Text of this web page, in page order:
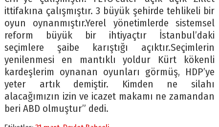
ittifakına çalışmıştır. 3 büyük şehirde tehlikeli bir
oyun oynanmıştır.Yerel yönetimlerde sistemsel
reform büyük bir ihtiyaçtır İstanbul’daki
seçimlere şaibe karıştığı açıktır.Seçimlerin
yenilenmesi en mantıklı yoldur Kürt kökenli
kardeşlerim oynanan oyunları görmüş, HDP’ye
yeter artık demiştir. Kimden ne silahı
alacağımızın izin ve icazet makamı ne zamandan
beri ABD olmuştur” dedi.